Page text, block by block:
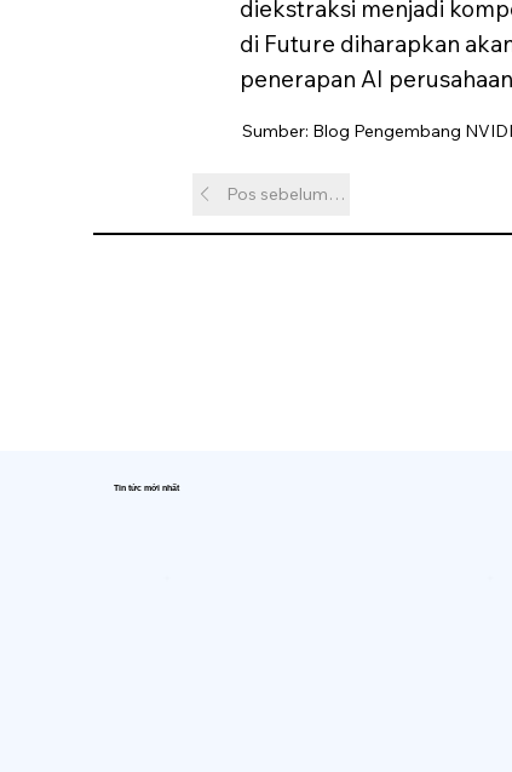
diekstraksi menjadi
di Future diharapkan
penerapan AI
Sumber: Blog Pengembang
Pos sebelumnya
Tin tức mới nhất